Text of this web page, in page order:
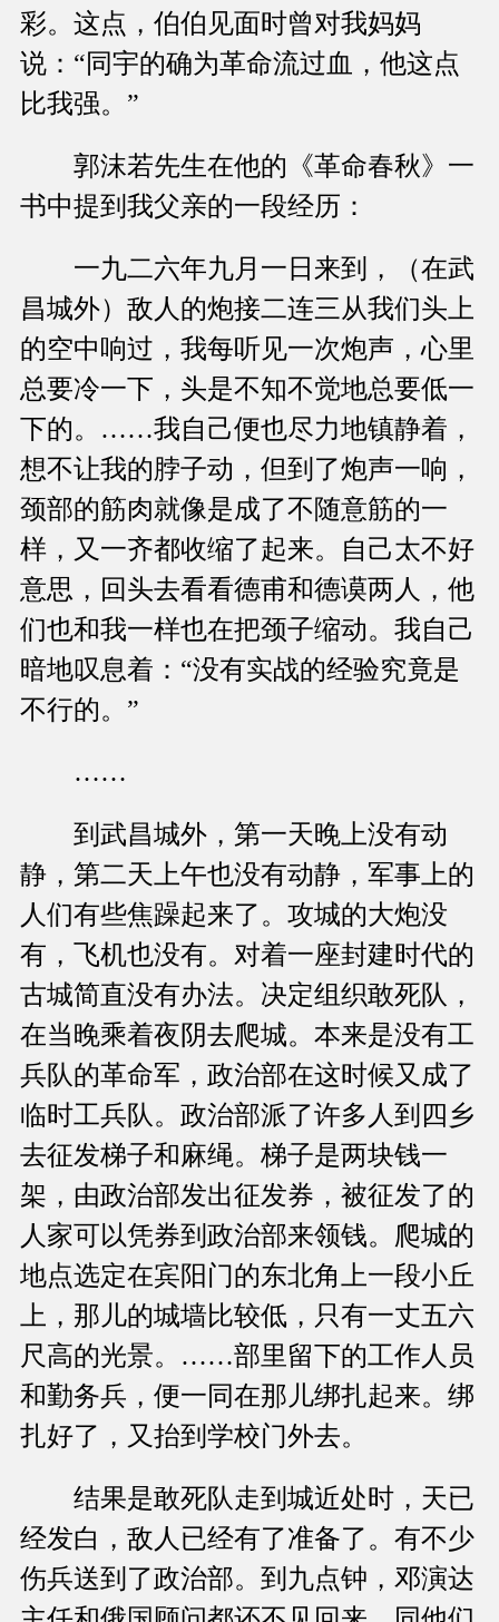
彩。这点，伯伯见面时曾对我妈妈
说：“同宇的确为革命流过血，他这点
比我强。”
郭沫若先生在他的《革命春秋》一
书中提到我父亲的一段经历：
一九二六年九月一日来到，（在武
昌城外）敌人的炮接二连三从我们头上
的空中响过，我每听见一次炮声，心里
总要冷一下，头是不知不觉地总要低一
下的。……我自己便也尽力地镇静着，
想不让我的脖子动，但到了炮声一响，
颈部的筋肉就像是成了不随意筋的一
样，又一齐都收缩了起来。自己太不好
意思，回头去看看德甫和德谟两人，他
们也和我一样也在把颈子缩动。我自己
暗地叹息着：“没有实战的经验究竟是
不行的。”
……
到武昌城外，第一天晚上没有动
静，第二天上午也没有动静，军事上的
人们有些焦躁起来了。攻城的大炮没
有，飞机也没有。对着一座封建时代的
古城简直没有办法。决定组织敢死队，
在当晚乘着夜阴去爬城。本来是没有工
兵队的革命军，政治部在这时候又成了
临时工兵队。政治部派了许多人到四乡
去征发梯子和麻绳。梯子是两块钱一
架，由政治部发出征发券，被征发了的
人家可以凭券到政治部来领钱。爬城的
地点选定在宾阳门的东北角上一段小丘
上，那儿的城墙比较低，只有一丈五六
尺高的光景。……部里留下的工作人员
和勤务兵，便一同在那儿绑扎起来。绑
扎好了，又抬到学校门外去。
结果是敢死队走到城近处时，天已
经发白，敌人已经有了准备了。有不少
伤兵送到了政治部。到九点钟，邓演达